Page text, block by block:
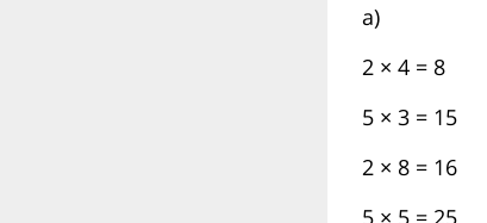
a)
2 × 4 =
5 × 3 =
2 × 8 =
5 × 5 =